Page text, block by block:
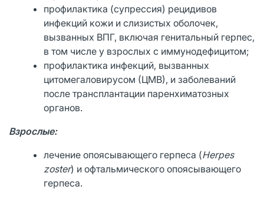
профилактика (супрессия) рецидивов
инфекций кожи и слизистых оболочек,
вызванных ВПГ, включая генитальный герпес,
в том числе у взрослых с иммунодефицитом;
профилактика инфекций, вызванных
цитомегаловирусом (ЦМВ), и заболеваний
после трансплантации паренхиматозных
органов.
Взрослые:
лечение опоясывающего герпеса (Herpes
zoster) и офтальмического опоясывающего
герпеса.